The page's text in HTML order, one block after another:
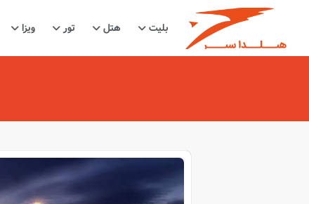
بلیت هتل تور ویزا